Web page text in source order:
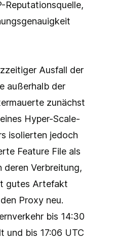
Reputationsquelle,
Ausfall der
außerhalb der
zunächst
Hyper-Scale-
isolierten jedoch
Feature File als
deren Verbreitung,
gutes Artefakt
Proxy neu.
bis 14:30
und bis 17:06 UTC